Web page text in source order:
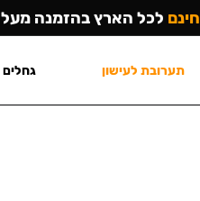
חינם לכל הארץ בהזמנה מעל ₪449
תערובת לעישון גחלים